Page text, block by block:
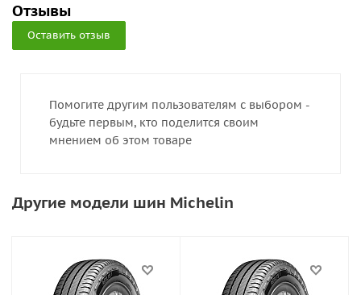
Отзывы
Оставить отзыв
Помогите другим пользователям с выбором -
будьте первым, кто поделится своим
мнением об этом товаре
Другие модели шин Michelin